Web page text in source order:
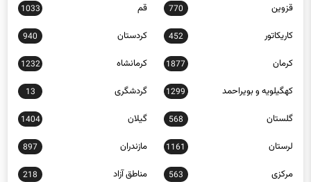
قزوین 770 قم 1033
کاریکاتور 452 کردستان 940
کرمان 1877 کرمانشاه 1232
کهگیلویه و بویراحمد 1299 گردشگری 13
گلستان 568 گیلان 1404
لرستان 1161 مازندران 897
مرکزی 563 مناطق آزاد 218